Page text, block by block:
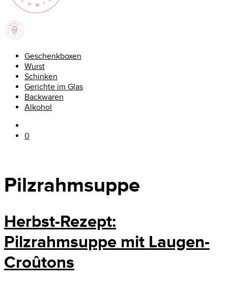
Geschenkboxen
Wurst
Schinken
Gerichte im Glas
Backwaren
Alkohol
0
Pilzrahmsuppe
Herbst-Rezept:
Pilzrahmsuppe mit Laugen-
Croûtons